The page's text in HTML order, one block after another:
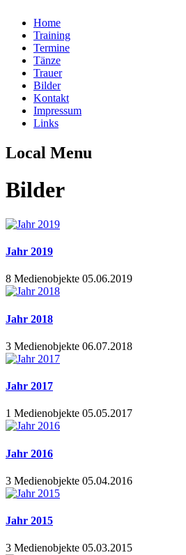
Home
Training
Termine
Tänze
Trauer
Bilder
Kontakt
Impressum
Links
Local Menu
Bilder
Jahr 2019
8 Medienobjekte 05.06.2019
Jahr 2018
3 Medienobjekte 06.07.2018
Jahr 2017
1 Medienobjekte 05.05.2017
Jahr 2016
3 Medienobjekte 05.04.2016
Jahr 2015
3 Medienobjekte 05.03.2015